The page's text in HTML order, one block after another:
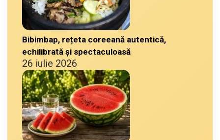
Bibimbap, rețeta coreeană autentică,
echilibrată și spectaculoasă
26 iulie 2026